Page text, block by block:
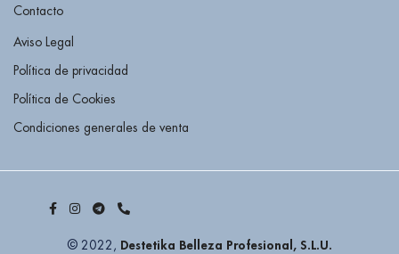
Contacto
Aviso Legal
Política de privacidad
Política de Cookies
Condiciones generales de venta
© 2022, Destetika Belleza Profesional, S.L.U.